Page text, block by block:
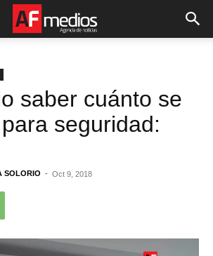
saber cuánto se
seguridad:
SOLORIO - Oct 9, 2018